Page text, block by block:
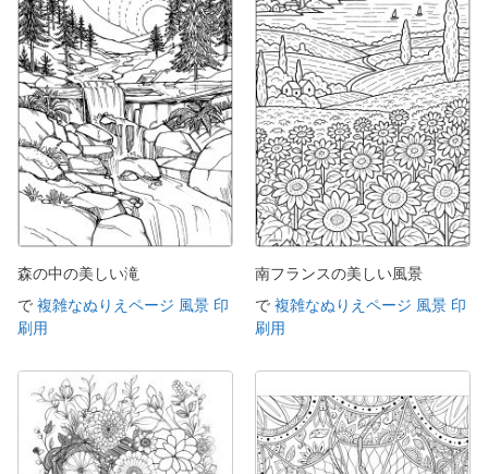
森の中の美しい滝
で 複雑なぬりえページ 風景 印
刷用
南フランスの美しい風景
で 複雑なぬりえページ 風景 印
刷用